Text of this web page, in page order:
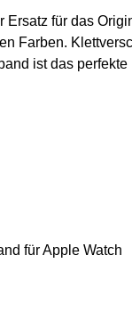
für das Originalband der Apple
Farben.